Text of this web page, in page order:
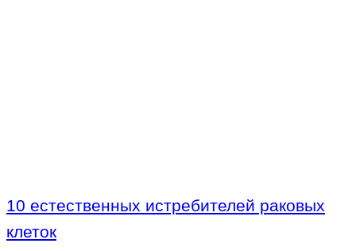
10 естественных истребителей раковых
клеток